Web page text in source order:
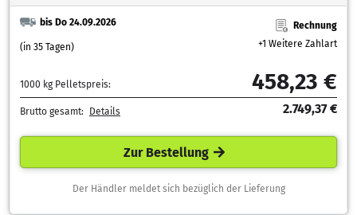
bis Do 24.09.2026
(in 35 Tagen)
Rechnung
+1 Weitere Zahlart
1000 kg Pelletspreis: 458,23 €
Brutto gesamt: Details 2.749,37 €
Zur Bestellung
Der Händler meldet sich bezüglich der Lieferung